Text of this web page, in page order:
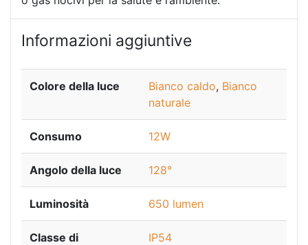
Informazioni aggiuntive
Colore della luce Bianco caldo, Bianco
naturale
Consumo 12W
Angolo della luce 128°
Luminosità 650 lumen
Classe di
IP54